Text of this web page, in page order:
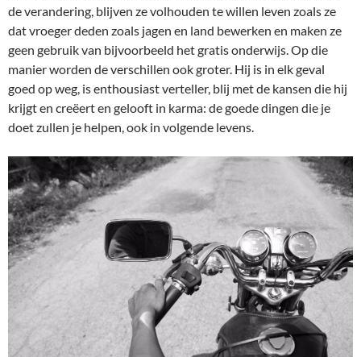
de verandering, blijven ze volhouden te willen leven zoals ze
dat vroeger deden zoals jagen en land bewerken en maken ze
geen gebruik van bijvoorbeeld het gratis onderwijs. Op die
manier worden de verschillen ook groter. Hij is in elk geval
goed op weg, is enthousiast verteller, blij met de kansen die hij
krijgt en creëert en gelooft in karma: de goede dingen die je
doet zullen je helpen, ook in volgende levens.